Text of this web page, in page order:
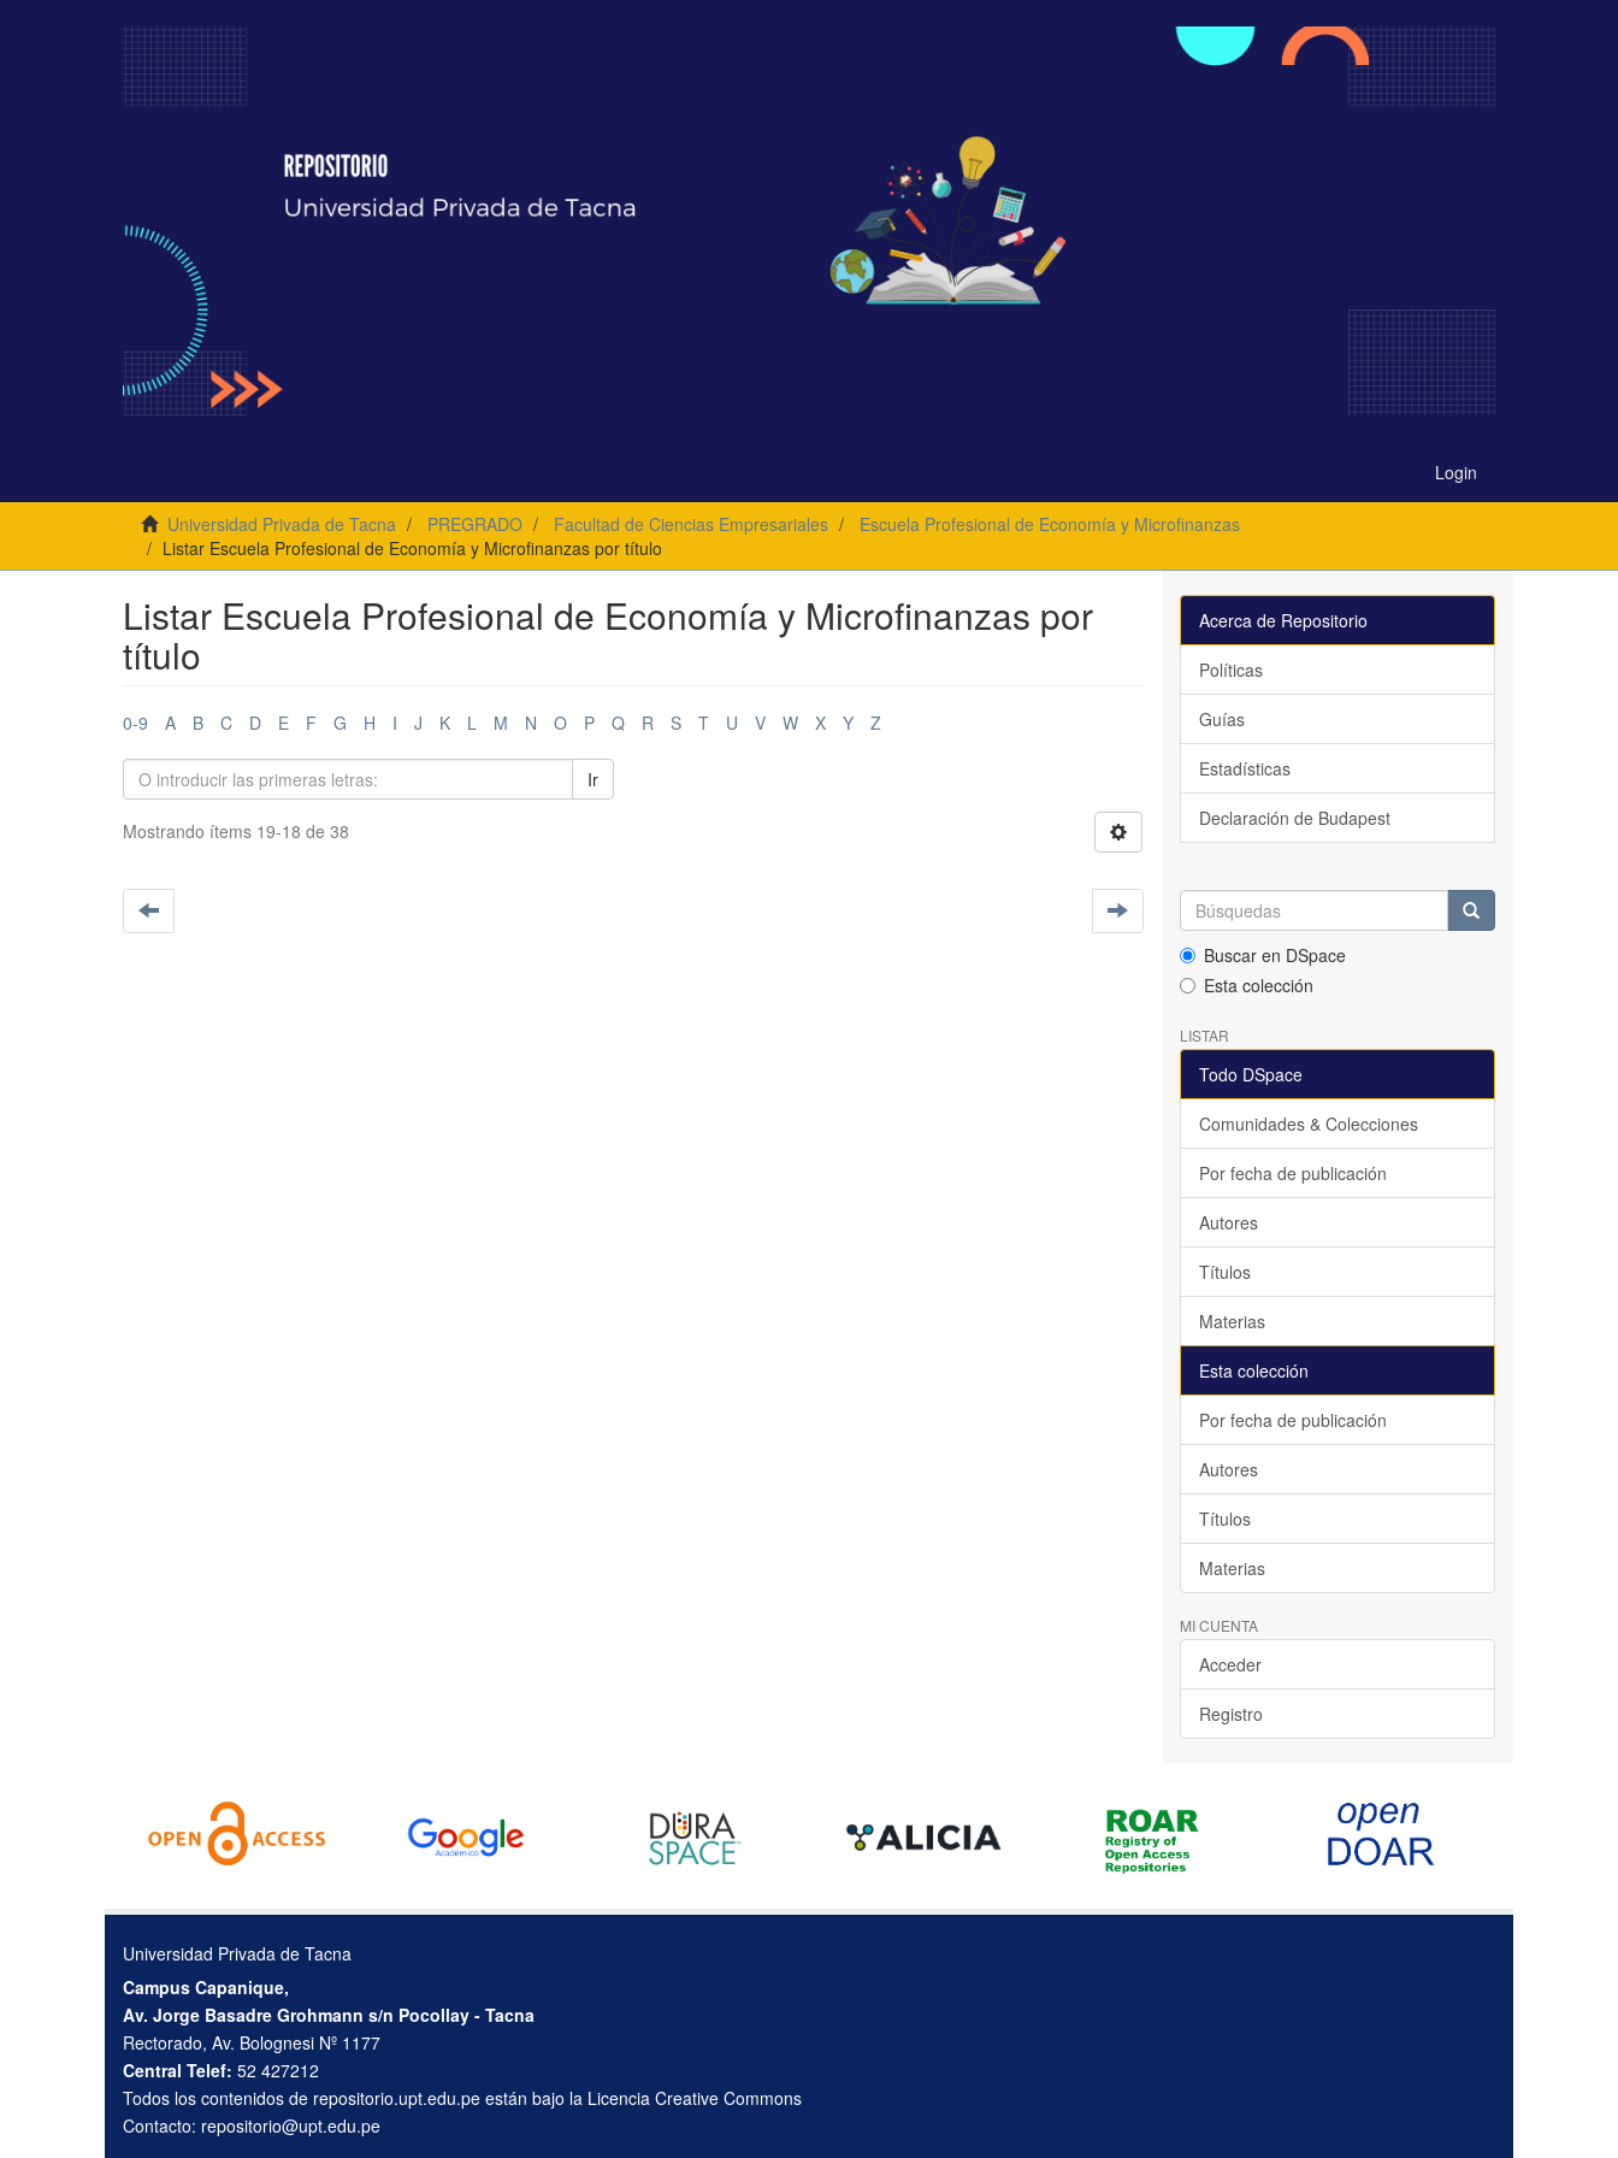
Login
Universidad Privada de Tacna PREGRADO Facultad de Ciencias Empresariales
Escuela Profesional de Economía y Microfinanzas
Listar Escuela Profesional de Economía y Microfinanzas por título
Listar Escuela Profesional de Economía y Microfinanzas por
título
0-9 A B C D E F G H I J K L M N O P Q R S T U V W X Y Z
Ir
Mostrando ítems 19-18 de 38
Acerca de Repositorio
Políticas
Guías
Estadísticas
Declaración de Budapest
Buscar en DSpace
Esta colección
LISTAR
Todo DSpace
Comunidades & Colecciones
Por fecha de publicación
Autores
Títulos
Materias
Esta colección
Por fecha de publicación
Autores
Títulos
Materias
MI CUENTA
Acceder
Registro
Universidad Privada de Tacna
Campus Capanique,
Av. Jorge Basadre Grohmann s/n Pocollay - Tacna
Rectorado, Av. Bolognesi Nº 1177
Central Telef: 52 427212
Todos los contenidos de repositorio.upt.edu.pe están bajo la Licencia Creative Commons
Contacto: repositorio@upt.edu.pe